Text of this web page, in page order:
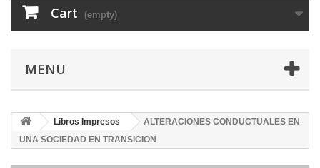
Cart (empty)
MENU
Libros Impresos
ALTERACIONES CONDUCTUALES EN
UNA SOCIEDAD EN TRANSICION